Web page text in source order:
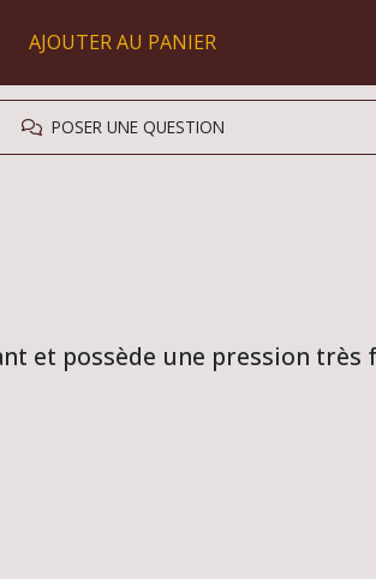
AJOUTER AU PANIER
POSER UNE QUESTION
et possède une pression